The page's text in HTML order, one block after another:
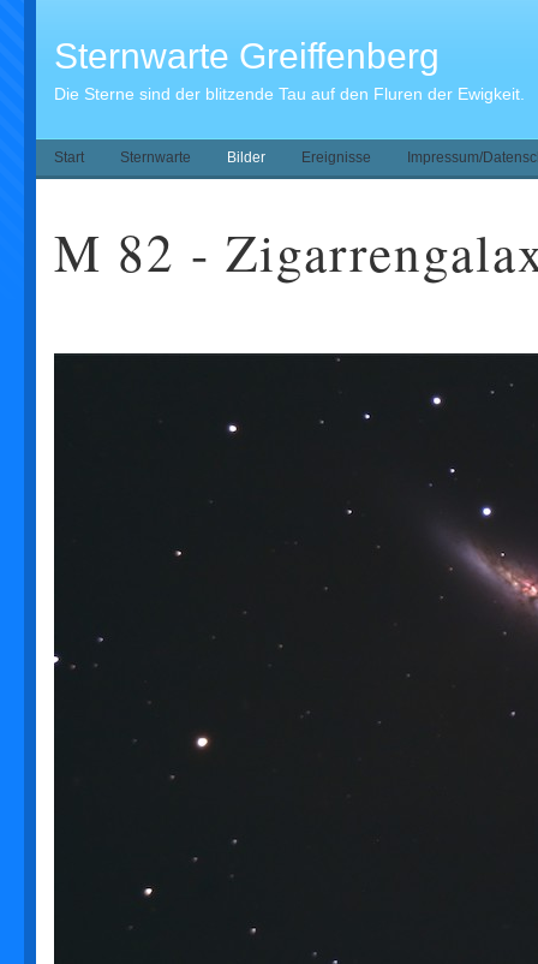
Sternwarte Greiffenberg
Die Sterne sind der blitzende Tau auf den Fluren der Ewigkeit.
Start Sternwarte Bilder Ereignisse Impressum/
M 82 -